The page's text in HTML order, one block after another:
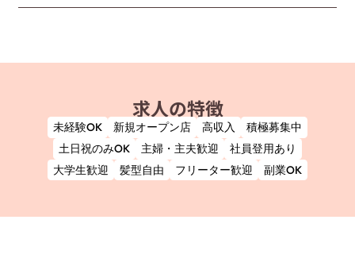
求人の特徴
未経験OK 新規オープン店 高収入
積極募集中
土日祝のみOK
主婦・主夫歓迎
社員登用あり
大学生歓迎
髪型自由 フリーター歓迎 副業OK